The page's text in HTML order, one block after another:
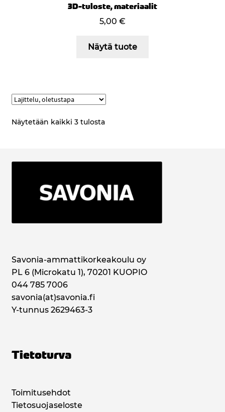
3D-tuloste, materiaalit
5,00 €
Näytä tuote
Näytetään kaikki 3 tulosta
Savonia-ammattikorkeakoulu oy
PL 6 (Microkatu 1), 70201 KUOPIO
044 785 7006
savonia(at)savonia.fi
Y-tunnus 2629463-3
Tietoturva
Toimitusehdot
Tietosuojaseloste